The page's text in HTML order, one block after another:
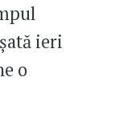
ieri
o